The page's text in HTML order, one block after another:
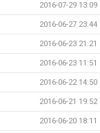
2016-07-29 13:09
2016-06-27 23:44
2016-06-23 21:21
2016-06-23 11:51
2016-06-22 14:50
2016-06-21 19:52
2016-06-20 18:11